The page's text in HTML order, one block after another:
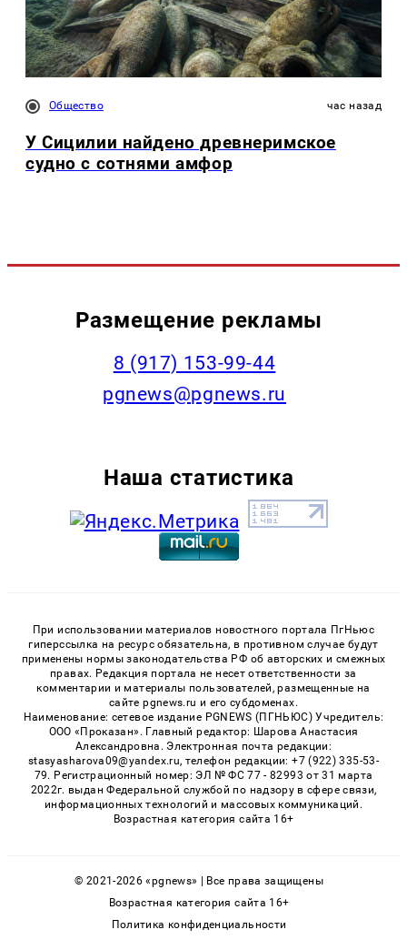
Общество час назад
У Сицилии найдено древнеримское
судно с сотнями амфор
Размещение рекламы
‭8 (917) 153-99-44
pgnews@pgnews.ru
Наша статистика
При использовании материалов новостного портала ПгНьюс
гиперссылка на ресурс обязательна, в противном случае будут
применены нормы законодательства РФ об авторских и смежных
правах. Редакция портала не несет ответственности за
комментарии и материалы пользователей, размещенные на
сайте pgnews.ru и его субдоменах.
Наименование: сетевое издание PGNEWS (ПГНЬЮС) Учредитель:
ООО «Проказан». Главный редактор: Шарова Анастасия
Александровна. Электронная почта редакции:
stasyasharova09@yandex.ru, телефон редакции: +7 (922) 335-53-
79. Регистрационный номер: ЭЛ № ФС 77 - 82993 от 31 марта
2022г. выдан Федеральной службой по надзору в сфере связи,
информационных технологий и массовых коммуникаций.
Возрастная категория сайта 16+
© 2021-2026 «pgnews» | Все права защищены
Возрастная категория сайта 16+
Политика конфиденциальности